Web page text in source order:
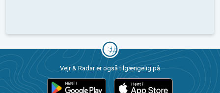
Vejr & Radar er også tilgængelig på